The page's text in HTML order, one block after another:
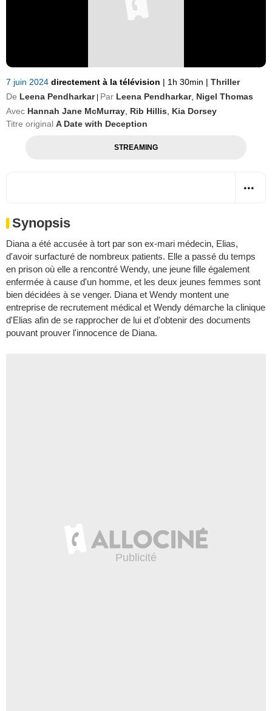
7 juin 2024 directement à la télévision | 1h 30min | Thriller
De Leena Pendharkar Par Leena Pendharkar, Nigel Thomas
Avec Hannah Jane McMurray Rib Hillis
Kia Dorsey
Titre original A Date with Deception
STREAMING
Synopsis
Diana a été accusée à tort par son ex-mari médecin, Elias,
d'avoir surfacturé de nombreux patients. Elle a passé du temps
en prison où elle a rencontré Wendy, une jeune fille également
enfermée à cause d'un homme, et les deux jeunes femmes sont
bien décidées à se venger. Diana et Wendy montent une
entreprise de recrutement médical et Wendy démarche la clinique
d'Elias afin de se rapprocher de lui et d'obtenir des documents
pouvant prouver l'innocence de Diana.